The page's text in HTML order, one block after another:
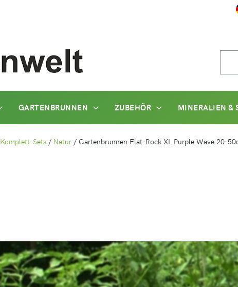
GARTENBRUNNEN ZUBEHÖR MINERALIEN &
Komplett-Sets / Natur / Gartenbrunnen Flat-Rock XL Purple Wave 20-